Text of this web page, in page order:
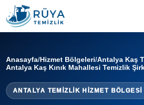
Anasayfa/Hizmet Bölgeleri/Antalya Kaş
Antalya Kaş Kınık Mahallesi Temizlik
ANTALYA TEMIZLIK HIZMET BÖLGESI